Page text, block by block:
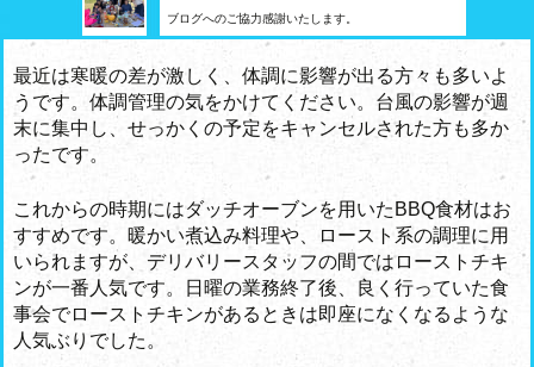
ブログへのご協力感謝いたします。
最近は寒暖の差が激しく、体調に影響が出る方々も多いよ
うです。体調管理の気をかけてください。台風の影響が週
末に集中し、せっかくの予定をキャンセルされた方も多か
ったです。
これからの時期にはダッチオーブンを用いたBBQ食材はお
すすめです。暖かい煮込み料理や、ロースト系の調理に用
いられますが、デリバリースタッフの間ではローストチキ
ンが一番人気です。日曜の業務終了後、良く行っていた食
事会でローストチキンがあるときは即座になくなるような
人気ぶりでした。